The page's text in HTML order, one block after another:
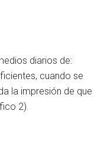
diarios de:
cuando se
la impresión de que
2).